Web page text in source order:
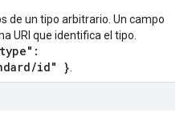
de un tipo arbitrario. Un campo
URI que identifica el tipo.
id" }